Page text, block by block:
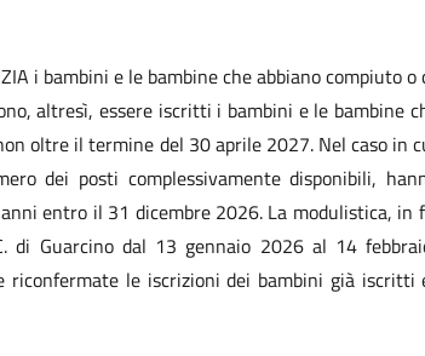
i bambini e le bambine che abbiano compiuto
altresì, essere iscritti i bambini e le bambine
oltre il termine del 30 aprile 2027. Nel caso in
dei posti complessivamente disponibili,
entro il 31 dicembre 2026. La modulistica, in
di Guarcino dal 13 gennaio 2026 al 14
riconfermate le iscrizioni dei bambini già